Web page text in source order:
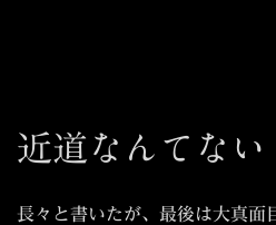
近道なんてない
長々と書いたが、最後は大真面